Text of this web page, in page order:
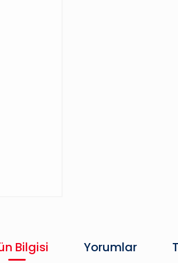
Bilgisi Yorumlar